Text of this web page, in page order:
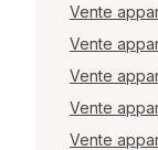
Vente
Vente
Vente
Vente
Vente